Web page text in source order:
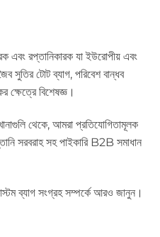
এবং রপ্তানিকারক যা ইউরোপীয় এবং
সুতির টোট ব্যাগ, পরিবেশ বান্ধব
ক্ষেত্রে বিশেষজ্ঞ।
থেকে, আমরা প্রতিযোগিতামূলক
সরবরাহ সহ পাইকারি B2B সমাধান
ব্যাগ সংগ্রহ সম্পর্কে আরও জানুন।